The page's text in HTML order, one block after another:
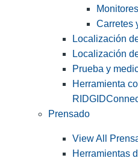
Carretes
Localización
Localización
Prueba y
Herramienta
Prensado
View All
Herramientas